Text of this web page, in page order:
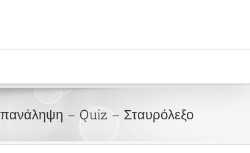
– Quiz – Σταυρόλεξο